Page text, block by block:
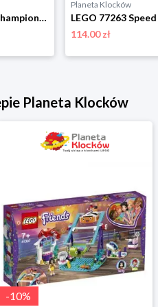
LEGO 77251 Speed Champions Bolid F1 McLaren Team MCL38 Lego
Planeta Klocków
114.00 zł
Planeta Klocków